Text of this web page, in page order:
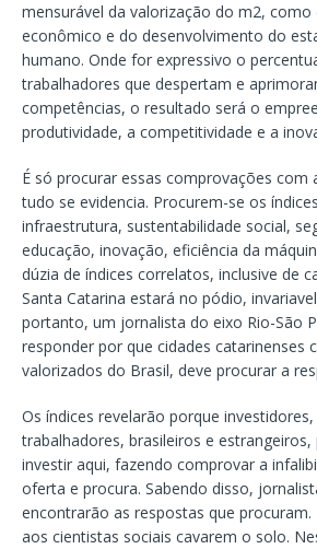
mensurável da valorização do m2,
econômico e do desenvolvimento do
humano. Onde for expressivo o
trabalhadores que despertam e
competências, o resultado será o
produtividade, a competitividade e a
É só procurar essas comprovações com
tudo se evidencia. Procurem-se os
infraestrutura, sustentabilidade social,
educação, inovação, eficiência da
dúzia de índices correlatos, inclusive de
Santa Catarina estará no pódio,
portanto, um jornalista do eixo Rio-São
responder por que cidades catarinenses
valorizados do Brasil, deve procurar a
Os índices revelarão porque
trabalhadores, brasileiros e estrangeiros,
investir aqui, fazendo comprovar a
oferta e procura. Sabendo disso,
encontrarão as respostas que procuram.
aos cientistas sociais cavarem o solo.